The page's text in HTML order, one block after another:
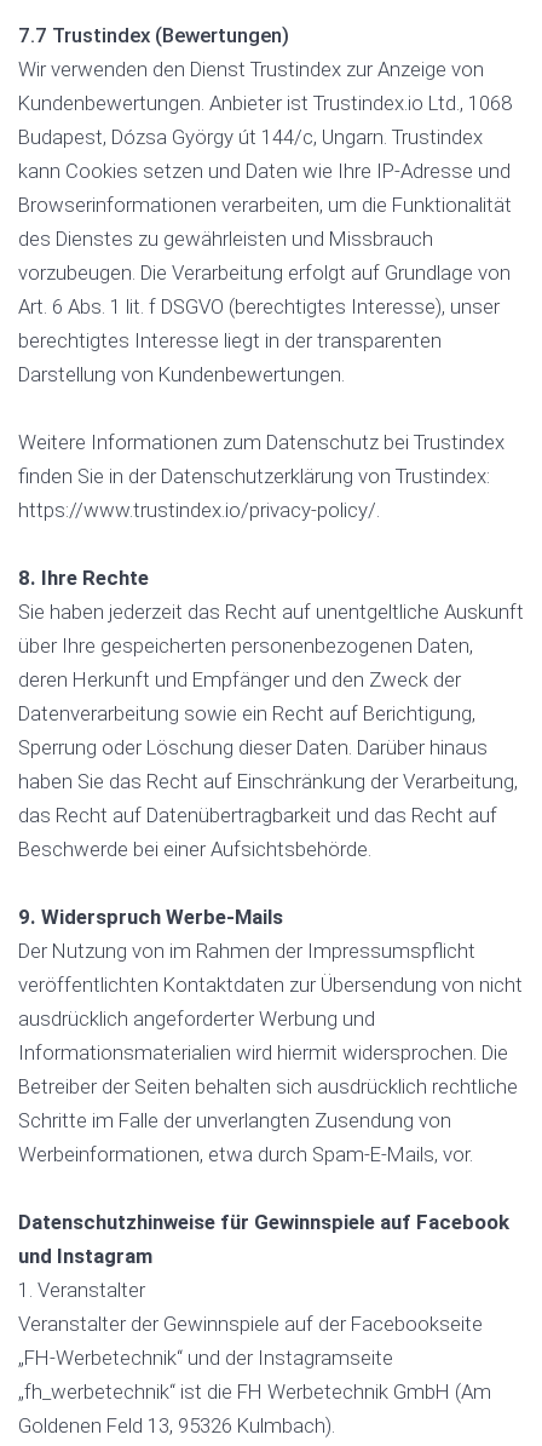
7.7 Trustindex (Bewertungen)
Wir verwenden den Dienst Trustindex zur Anzeige von
Kundenbewertungen. Anbieter ist Trustindex.io Ltd., 1068
Budapest, Dózsa György út 144/c, Ungarn. Trustindex
kann Cookies setzen und Daten wie Ihre IP-Adresse und
Browserinformationen verarbeiten, um die Funktionalität
des Dienstes zu gewährleisten und Missbrauch
vorzubeugen. Die Verarbeitung erfolgt auf Grundlage von
Art. 6 Abs. 1 lit. f DSGVO (berechtigtes Interesse), unser
berechtigtes Interesse liegt in der transparenten
Darstellung von Kundenbewertungen.
Weitere Informationen zum Datenschutz bei Trustindex
finden Sie in der Datenschutzerklärung von Trustindex:
https://www.trustindex.io/privacy-policy/.
8. Ihre Rechte
Sie haben jederzeit das Recht auf unentgeltliche Auskunft
über Ihre gespeicherten personenbezogenen Daten,
deren Herkunft und Empfänger und den Zweck der
Datenverarbeitung sowie ein Recht auf Berichtigung,
Sperrung oder Löschung dieser Daten. Darüber hinaus
haben Sie das Recht auf Einschränkung der Verarbeitung,
das Recht auf Datenübertragbarkeit und das Recht auf
Beschwerde bei einer Aufsichtsbehörde.
9. Widerspruch Werbe-Mails
Der Nutzung von im Rahmen der Impressumspflicht
veröffentlichten Kontaktdaten zur Übersendung von nicht
ausdrücklich angeforderter Werbung und
Informationsmaterialien wird hiermit widersprochen. Die
Betreiber der Seiten behalten sich ausdrücklich rechtliche
Schritte im Falle der unverlangten Zusendung von
Werbeinformationen, etwa durch Spam-E-Mails, vor.
Datenschutzhinweise für Gewinnspiele auf Facebook
und Instagram
1. Veranstalter
Veranstalter der Gewinnspiele auf der Facebookseite
„FH-Werbetechnik“ und der Instagramseite
„fh_werbetechnik“ ist die FH Werbetechnik GmbH (Am
Goldenen Feld 13, 95326 Kulmbach).